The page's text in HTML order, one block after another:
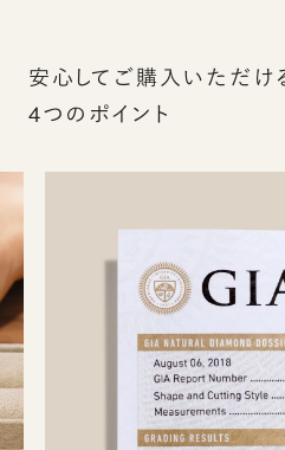
安心してご購入いただけ
4つのポイント